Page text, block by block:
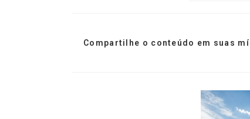
Compartilhe o conteúdo em suas